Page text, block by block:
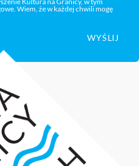
Wiem, że w każdej chwili mogę
WYŚLIJ